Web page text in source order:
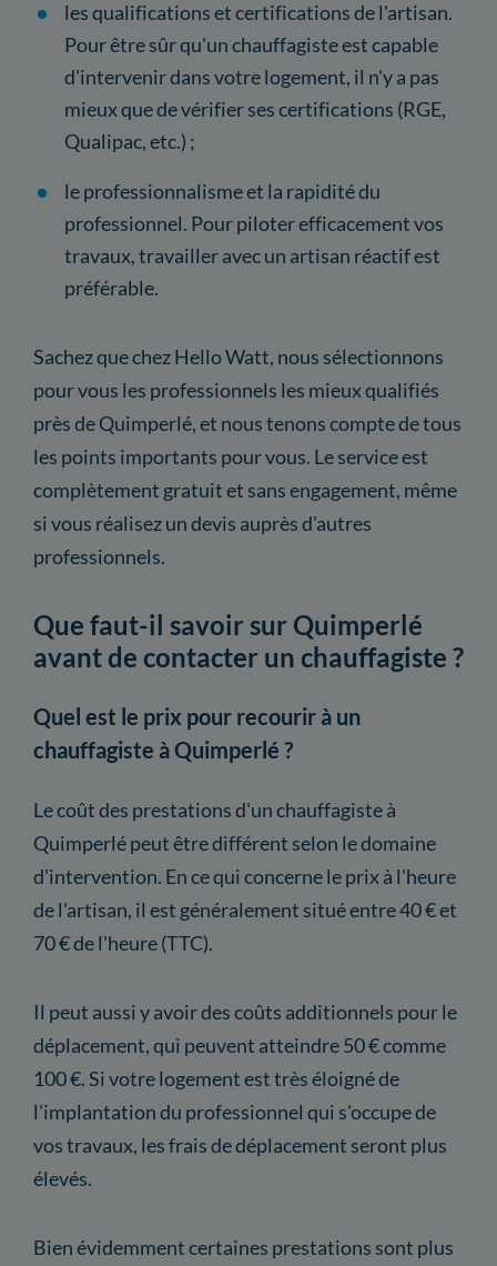
les qualifications et certifications de l'artisan.
Pour être sûr qu'un chauffagiste est capable
d'intervenir dans votre logement, il n'y a pas
mieux que de vérifier ses certifications (RGE,
Qualipac, etc.) ;
le professionnalisme et la rapidité du
professionnel. Pour piloter efficacement vos
travaux, travailler avec un artisan réactif est
préférable.
Sachez que chez Hello Watt, nous sélectionnons
pour vous les professionnels les mieux qualifiés
près de Quimperlé, et nous tenons compte de tous
les points importants pour vous. Le service est
complètement gratuit et sans engagement, même
si vous réalisez un devis auprès d'autres
professionnels.
Que faut-il savoir sur Quimperlé
avant de contacter un chauffagiste ?
Quel est le prix pour recourir à un
chauffagiste à Quimperlé ?
Le coût des prestations d'un chauffagiste à
Quimperlé peut être différent selon le domaine
d'intervention. En ce qui concerne le prix à l'heure
de l'artisan, il est généralement situé entre 40 € et
70 € de l'heure (TTC).
Il peut aussi y avoir des coûts additionnels pour le
déplacement, qui peuvent atteindre 50 € comme
100 €. Si votre logement est très éloigné de
l'implantation du professionnel qui s'occupe de
vos travaux, les frais de déplacement seront plus
élevés.
Bien évidemment certaines prestations sont plus